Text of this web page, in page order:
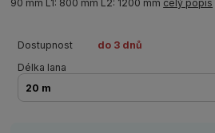
90 mm L1: 800 mm L2: 1200 mm celý popis
Dostupnost
do 3 dnů
Délka lana